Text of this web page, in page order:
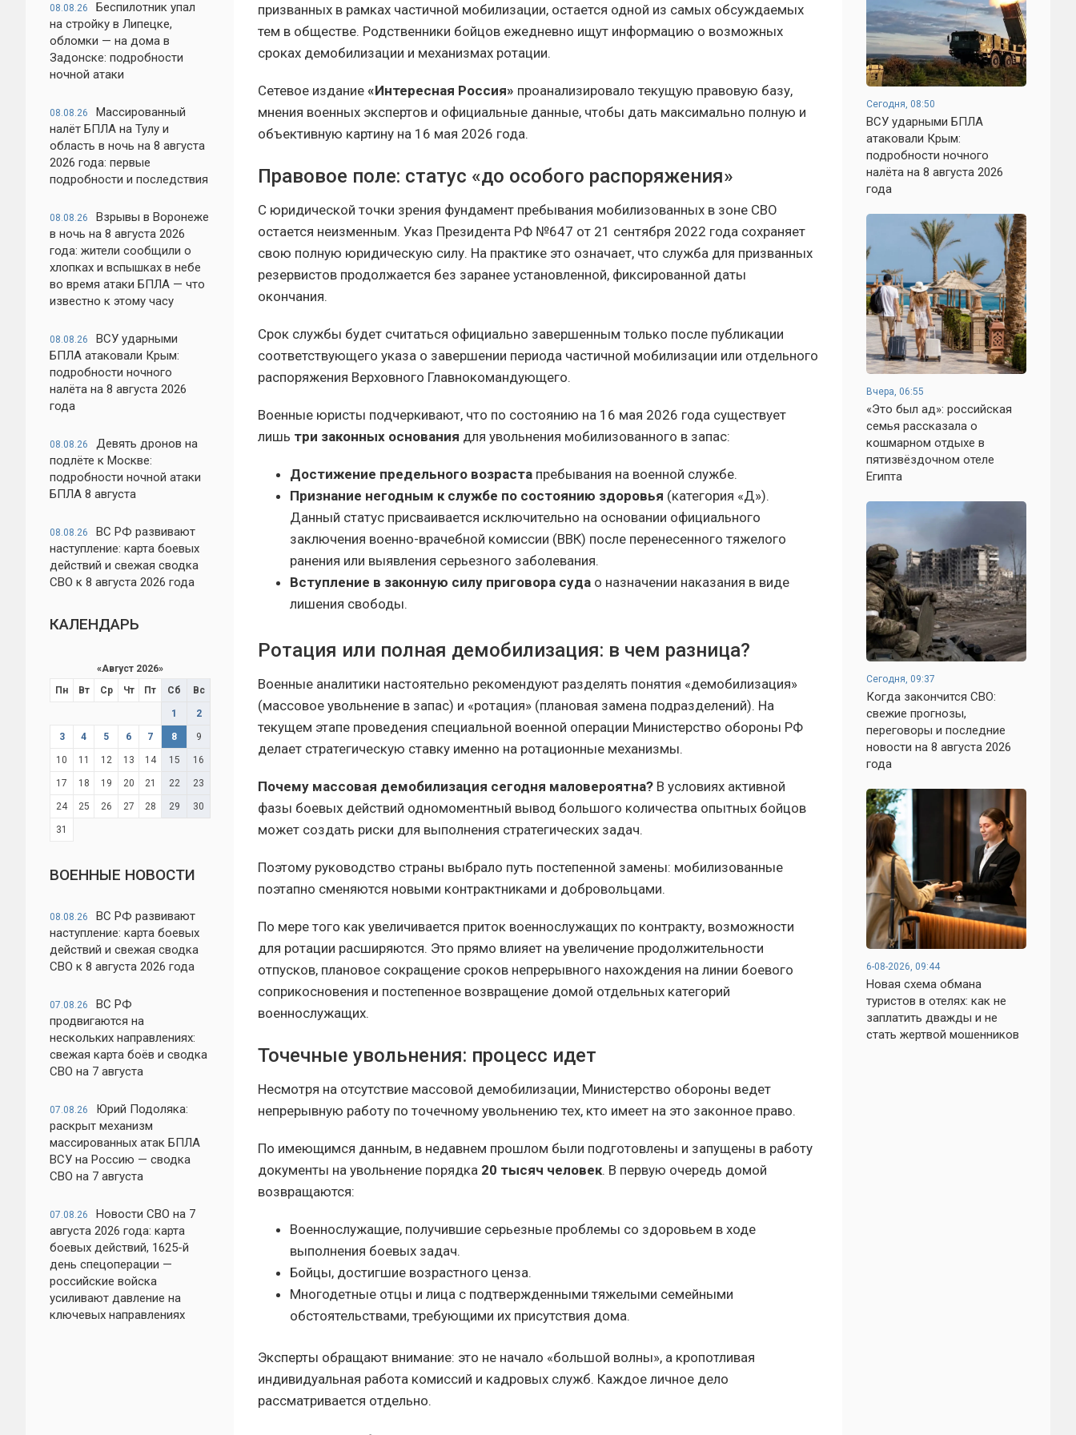
08.08.26
Беспилотник упал
на стройку в Липецке,
обломки — на дома в
Задонске: подробности
ночной атаки
08.08.26
Массированный
налёт БПЛА на Тулу и
область в ночь на 8 августа
2026 года: первые
подробности и последствия
08.08.26
Взрывы в Воронеже
в ночь на 8 августа 2026
года: жители сообщили о
хлопках и вспышках в небе
во время атаки БПЛА — что
известно к этому часу
08.08.26
ВСУ ударными
БПЛА атаковали Крым:
подробности ночного
налёта на 8 августа 2026
года
08.08.26
Девять дронов на
подлёте к Москве:
подробности ночной атаки
БПЛА 8 августа
08.08.26
ВС РФ развивают
наступление: карта боевых
действий и свежая сводка
СВО к 8 августа 2026 года
КАЛЕНДАРЬ
«Август 2026»
Пн
Вт Ср Чт Пт Сб Вс
1 2
3 4 5 6 7 8 9
10 11 12 13 14 15 16
17 18 19 20 21 22 23
24 25 26 27 28 29 30
31
ВОЕННЫЕ НОВОСТИ
08.08.26
ВС РФ развивают
наступление: карта боевых
действий и свежая сводка
СВО к 8 августа 2026 года
07.08.26
ВС РФ
продвигаются на
нескольких направлениях:
свежая карта боёв и сводка
СВО на 7 августа
07.08.26
Юрий Подоляка:
раскрыт механизм
массированных атак БПЛА
ВСУ на Россию — сводка
СВО на 7 августа
07.08.26
Новости СВО на 7
августа 2026 года: карта
боевых действий, 1625-й
день спецоперации —
российские войска
усиливают давление на
ключевых направлениях
призванных в рамках частичной мобилизации, остается одной из самых обсуждаемых
тем в обществе. Родственники бойцов ежедневно ищут информацию о возможных
сроках демобилизации и механизмах ротации.
Сетевое издание «Интересная Россия» проанализировало текущую правовую базу,
мнения военных экспертов и официальные данные, чтобы дать максимально полную и
объективную картину на 16 мая 2026 года.
Правовое поле: статус «до особого распоряжения»
С юридической точки зрения фундамент пребывания мобилизованных в зоне СВО
остается неизменным. Указ Президента РФ №647 от 21 сентября 2022 года сохраняет
свою полную юридическую силу. На практике это означает, что служба для призванных
резервистов продолжается без заранее установленной, фиксированной даты
окончания.
Срок службы будет считаться официально завершенным только после публикации
соответствующего указа о завершении периода частичной мобилизации или отдельного
распоряжения Верховного Главнокомандующего.
Военные юристы подчеркивают, что по состоянию на 16 мая 2026 года существует
лишь три законных основания для увольнения мобилизованного в запас:
Достижение предельного возраста пребывания на военной службе.
Признание негодным к службе по состоянию здоровья (категория «Д»).
Данный статус присваивается исключительно на основании официального
заключения военно-врачебной комиссии (ВВК) после перенесенного тяжелого
ранения или выявления серьезного заболевания.
Вступление в законную силу приговора суда о назначении наказания в виде
лишения свободы.
Ротация или полная демобилизация: в чем разница?
Военные аналитики настоятельно рекомендуют разделять понятия «демобилизация»
(массовое увольнение в запас) и «ротация» (плановая замена подразделений). На
текущем этапе проведения специальной военной операции Министерство обороны РФ
делает стратегическую ставку именно на ротационные механизмы.
Почему массовая демобилизация сегодня маловероятна? В условиях активной
фазы боевых действий одномоментный вывод большого количества опытных бойцов
может создать риски для выполнения стратегических задач.
Поэтому руководство страны выбрало путь постепенной замены: мобилизованные
поэтапно сменяются новыми контрактниками и добровольцами.
По мере того как увеличивается приток военнослужащих по контракту, возможности
для ротации расширяются. Это прямо влияет на увеличение продолжительности
отпусков, плановое сокращение сроков непрерывного нахождения на линии боевого
соприкосновения и постепенное возвращение домой отдельных категорий
военнослужащих.
Точечные увольнения: процесс идет
Несмотря на отсутствие массовой демобилизации, Министерство обороны ведет
непрерывную работу по точечному увольнению тех, кто имеет на это законное право.
По имеющимся данным, в недавнем прошлом были подготовлены и запущены в работу
документы на увольнение порядка 20 тысяч человек. В первую очередь домой
возвращаются:
Военнослужащие, получившие серьезные проблемы со здоровьем в ходе
выполнения боевых задач.
Бойцы, достигшие возрастного ценза.
Многодетные отцы и лица с подтвержденными тяжелыми семейными
обстоятельствами, требующими их присутствия дома.
Эксперты обращают внимание: это не начало «большой волны», а кропотливая
индивидуальная работа комиссий и кадровых служб. Каждое личное дело
рассматривается отдельно.
Сегодня, 08:50
ВСУ ударными БПЛА
атаковали Крым:
подробности ночного
налёта на 8 августа 2026
года
Вчера, 06:55
«Это был ад»: российская
семья рассказала о
кошмарном отдыхе в
пятизвёздочном отеле
Египта
Сегодня, 09:37
Когда закончится СВО:
свежие прогнозы,
переговоры и последние
новости на 8 августа 2026
года
6-08-2026, 09:44
Новая схема обмана
туристов в отелях: как не
заплатить дважды и не
стать жертвой мошенников